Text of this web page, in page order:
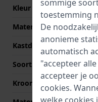
Kleur kast
Materiaal kastdeksel
Kastdeksel
Soort glas
Kroon
sommige
toestemming
De
anonieme
automatisch
"accepteer
accepteer je
cookies.
welke cookies